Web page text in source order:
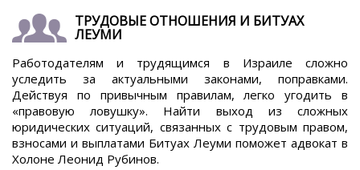
ТРУДОВЫЕ ОТНОШЕНИЯ И БИТУАХ
ЛЕУМИ
Работодателям и трудящимся в Израиле сложно
уследить за актуальными законами, поправками.
Действуя по привычным правилам, легко угодить в
«правовую ловушку». Найти выход из сложных
юридических ситуаций, связанных с трудовым правом,
взносами и выплатами Битуах Леуми поможет адвокат в
Холоне Леонид Рубинов.